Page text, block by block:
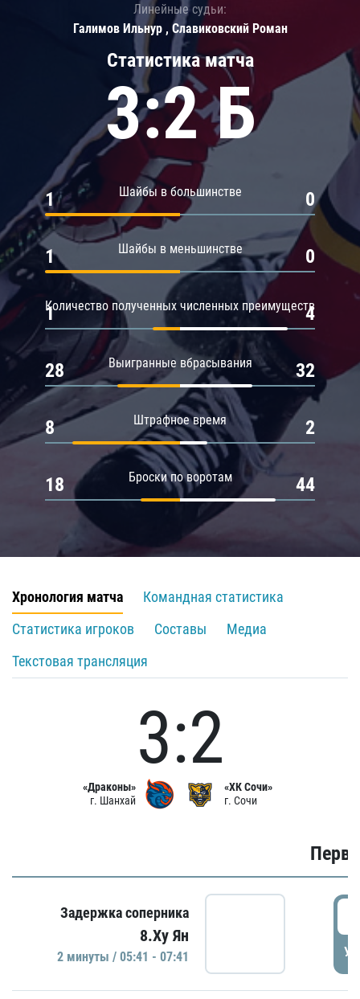
Статистика матча
3:2 Б
Шайбы в большинстве
1 0
Шайбы в меньшинстве
1 0
Количество полученных численных преимуществ
1 4
Выигранные вбрасывания
28 32
Штрафное время
8 2
Броски по воротам
18 44
Линейные судьи:
Галимов Ильнур , Славиковский Роман
Хронология матча
Командная статистика
Статистика игроков
Составы
Медиа
Текстовая трансляция
«Драконы»
г. Шанхай
3:2
«ХК Сочи»
г. Сочи
Задержка соперника
8.Ху Ян
2 минуты / 05:41 - 07:41